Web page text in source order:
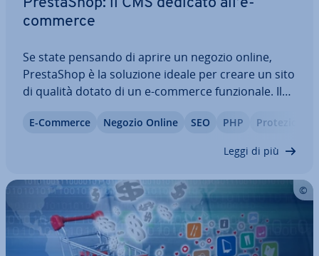
Pre­sta­Shop: il CMS dedicato all’e-
commerce
Se state pensando di aprire un negozio online,
Pre­sta­Shop è la soluzione ideale per creare un sito
di qualità dotato di un e-commerce fun­zio­na­le. Il
continuo ag­gior­na­men­to. Nella versione 1.6.1
E-Commerce Negozio Online SEO PHP Pro­te­zio­ne
Leggi di più